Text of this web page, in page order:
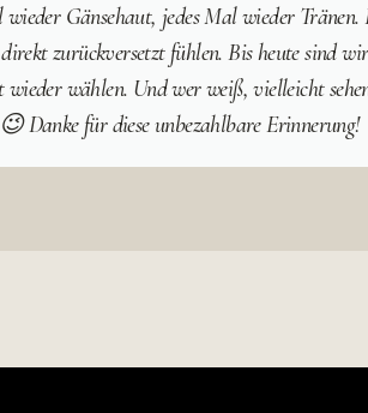
Gänsehaut, jedes Mal wieder
zurückversetzt fühlen. Bis heute sind
wählen. Und wer weiß, vielleicht
Danke für diese unbezahlbare Erinnerung!